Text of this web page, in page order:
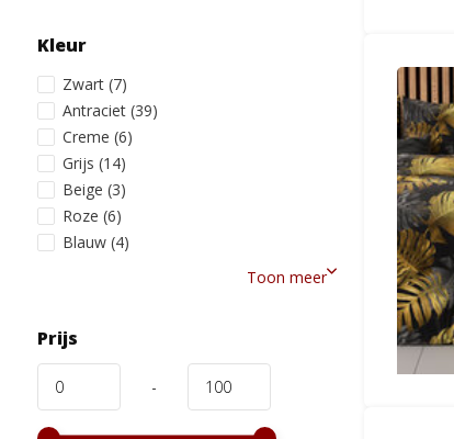
Kleur
Zwart (7)
Antraciet (39)
Creme (6)
Grijs (14)
Beige (3)
Roze (6)
Blauw (4)
Toon meer
Prijs
-